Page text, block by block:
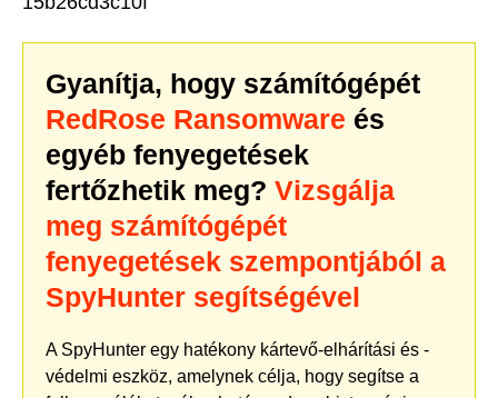
Gyanítja, hogy számítógépét
RedRose Ransomware és
egyéb fenyegetések
fertőzhetik meg? Vizsgálja
meg számítógépét
fenyegetések szempontjából a
SpyHunter segítségével
A SpyHunter egy hatékony kártevő-elhárítási és -
védelmi eszköz, amelynek célja, hogy segítse a